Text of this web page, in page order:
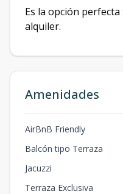
Es la opción
alquiler.
Amenidades
AirBnB Friendly
Balcón tipo Terraza
Jacuzzi
Terraza Exclusiva